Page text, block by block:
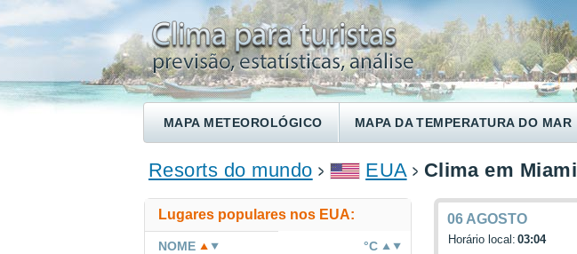
MAPA METEOROLÓGICO MAPA DA TEMPERATURA DO MAR
ENCONTRE UM HOTEL
Resorts do mundo EUA Clima em Miami
06 AGOSTO
Horário local: 03:04
Lugares populares nos EUA:
NOME °C